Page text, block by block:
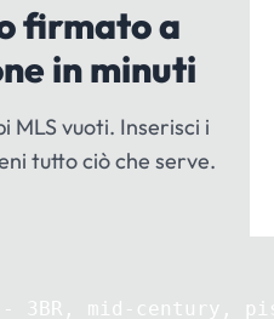
firmato a
in minuti
MLS vuoti. Inserisci i
tutto ciò che serve.
- 3BR, mid-century,